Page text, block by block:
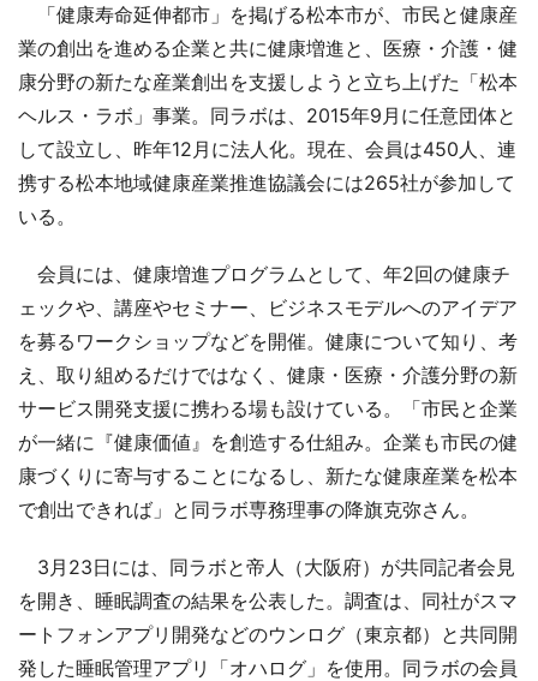
「健康寿命延伸都市」を掲げる松本市が、市民と健康産
業の創出を進める企業と共に健康増進と、医療・介護・健
康分野の新たな産業創出を支援しようと立ち上げた「松本
ヘルス・ラボ」事業。同ラボは、2015年9月に任意団体と
して設立し、昨年12月に法人化。現在、会員は450人、連
携する松本地域健康産業推進協議会には265社が参加して
いる。
会員には、健康増進プログラムとして、年2回の健康チ
ェックや、講座やセミナー、ビジネスモデルへのアイデア
を募るワークショップなどを開催。健康について知り、考
え、取り組めるだけではなく、健康・医療・介護分野の新
サービス開発支援に携わる場も設けている。「市民と企業
が一緒に『健康価値』を創造する仕組み。企業も市民の健
康づくりに寄与することになるし、新たな健康産業を松本
で創出できれば」と同ラボ専務理事の降旗克弥さん。
3月23日には、同ラボと帝人（大阪府）が共同記者会見
を開き、睡眠調査の結果を公表した。調査は、同社がスマ
ートフォンアプリ開発などのウンログ（東京都）と共同開
発した睡眠管理アプリ「オハログ」を使用。同ラボの会員